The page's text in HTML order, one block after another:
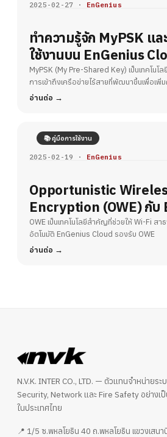
2025-02-27 · EnGenius
ทำความรู้จัก MyPSK แล
ใช้งานบน EnGenius
MyPSK (My Pre-Shared Key) เป็นเทคโนโ
การเข้าถึงเครือข่ายไร้สายที่พัฒนาขึ้นเพื่อเพิ่
Fi
อ่านต่อ
📚 คู่มือการใช้งาน
2025-02-19 · EnGenius
Opportunistic
Encryption (OWE) กับ
Cloud – ยกระดับความป
สาธารณะ
OWE เป็นเทคโนโลยีสำคัญที่ช่วยให้ Wi-Fi ส
อัตโนมัติ EnGenius Cloud รองรับ OWE
อ่านต่อ
N.V.K. INTER CO., LTD. — ตัวแทนจำหน่ายระ
Security, Network และ Fire Safety อย่างเป็
ในประเทศไทย
📍 1/5 ซ.พหลโยธิน 40 ถ.พหลโยธิน แขวงเสนา